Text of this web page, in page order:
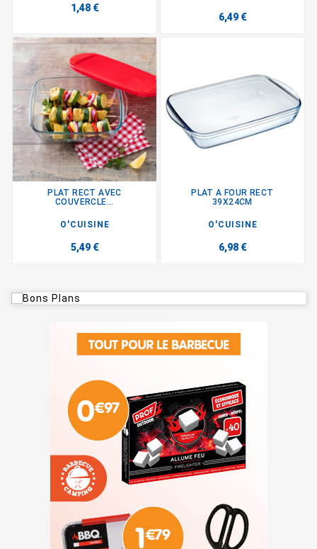
1,48 €
6,49 €
PLAT RECT AVEC
COUVERCLE...
O'CUISINE
5,49 €
PLAT A FOUR RECT
39X24CM
O'CUISINE
6,98 €